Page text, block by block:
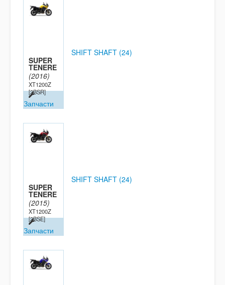
SUPER
TENERE
(2016)
XT1200Z
[2BSR]
Запчасти
SHIFT SHAFT (24)
SUPER
TENERE
(2015)
XT1200Z
[2BSE]
Запчасти
SHIFT SHAFT (24)